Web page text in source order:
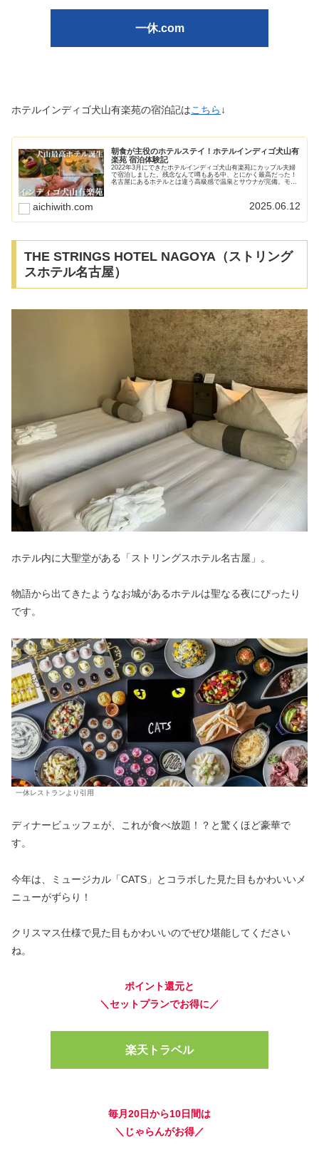
一休.com
ホテルインディゴ犬山有楽苑の宿泊記はこちら ↓
朝食が主役のホテルステイ！ホテルインディゴ犬山有
楽苑 宿泊体験記
2022年3月にできたホテルインディゴ犬山有楽苑にカップル夫婦
で宿泊しました。残念なんて噂もある中、とにかく最高だった！
名古屋にあるホテルとは違う高級感で温泉とサウナが完備。モー
aichiwith.com 2025.06.12
THE STRINGS HOTEL NAGOYA（ストリング
スホテル名古屋）
ホテル内に大聖堂がある「ストリングスホテル名古屋」。
物語から出てきたようなお城があるホテルは聖なる夜にぴったり
です。
一休レストランより引用
ディナービュッフェが、これが食べ放題！？と驚くほど豪華で
す。
今年は、ミュージカル「CATS」とコラボした見た目もかわいいメ
ニューがずらり！
クリスマス仕様で見た目もかわいいのでぜひ堪能してください
ね。
ポイント還元と
＼セットプランでお得に／
楽天トラベル
毎月20日から10日間は
＼じゃらんがお得／